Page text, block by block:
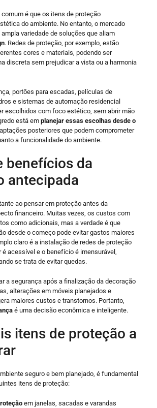
é que os itens de proteção
do ambiente. No entanto, o mercado
variedade de soluções que aliam
. Redes de proteção, por exemplo, estão
cores e materiais, podendo ser
discreta sem prejudicar a vista ou a harmonia
portões para escadas, películas de
e sistemas de automação residencial
escolhidos com foco estético, sem abrir mão
está em planejar essas escolhas desde o
posteriores que podem comprometer
a funcionalidade do ambiente.
benefícios da
antecipada
ao pensar em proteção antes da
financeiro. Muitas vezes, os custos com
como adicionais, mas a verdade é que
desde o começo pode evitar gastos maiores
claro é a instalação de redes de proteção
é acessível e o benefício é imensurável,
se trata de evitar quedas.
a segurança após a finalização da decoração
alterações em móveis planejados e
maiores custos e transtornos. Portanto,
é uma decisão econômica e inteligente.
itens de proteção a
seguro e bem planejado, é fundamental
itens de proteção:
em janelas, sacadas e varandas